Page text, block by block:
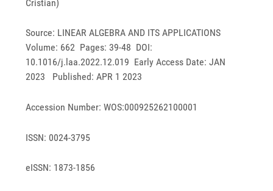
Cristian)
Source: LINEAR ALGEBRA AND ITS APPLICATIONS
Volume: 662 Pages: 39-48 DOI:
10.1016/j.laa.2022.12.019 Early Access Date: JAN
2023 Published: APR 1 2023
Accession Number: WOS:000925262100001
ISSN: 0024-3795
eISSN: 1873-1856